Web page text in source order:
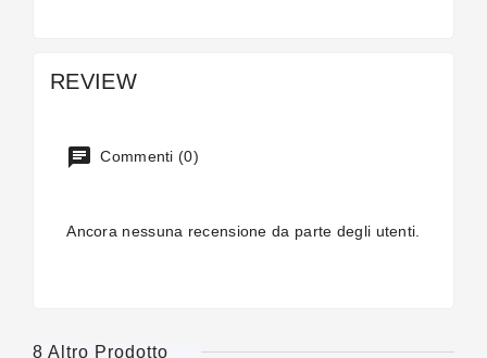
REVIEW
Commenti (0)
Ancora nessuna recensione da parte degli utenti.
8 Altro Prodotto